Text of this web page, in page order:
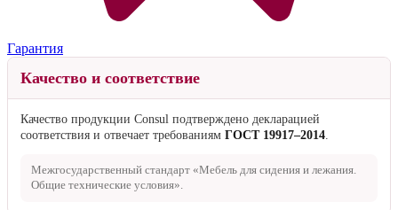
Гарантия
Качество и соответствие
Качество продукции Consul подтверждено декларацией
соответствия и отвечает требованиям ГОСТ 19917–2014
Межгосударственный стандарт «Мебель для сидения и лежания.
Общие технические условия».